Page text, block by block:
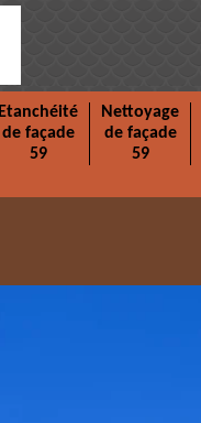
Etanchéité
de façade
59
Nettoyage
de façade
59